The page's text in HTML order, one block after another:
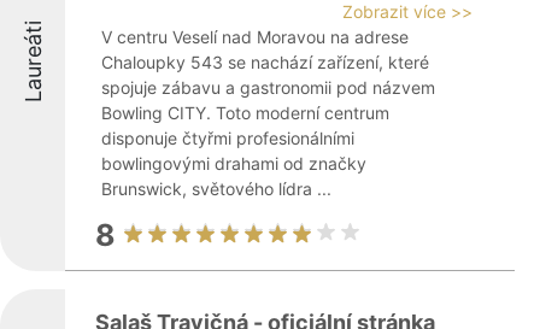
Laureáti
Zobrazit více >>
V centru Veselí nad Moravou na adrese
Chaloupky 543 se nachází zařízení, které
spojuje zábavu a gastronomii pod názvem
Bowling CITY. Toto moderní centrum
disponuje čtyřmi profesionálními
bowlingovými drahami od značky
Brunswick, světového lídra ...
8
Salaš Travičná - oficiální stránka